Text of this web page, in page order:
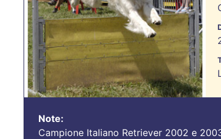
Note:
Campione Italiano Retriever 2002 e